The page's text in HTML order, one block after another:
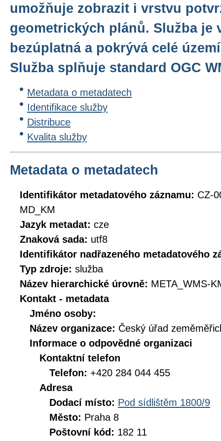
umožňuje zobrazit i vrstvu
geometrických plánů. Služba je
bezúplatná a pokrývá celé
Služba splňuje standard OGC
Metadata o metadatech
Identifikace služby
Distribuce
Kvalita služby
Metadata o metadatech
Identifikátor metadatového záznamu: CZ-
MD_KM
Jazyk metadat: cze
Znaková sada: utf8
Identifikátor nadřazeného metadatového
Typ zdroje: služba
Název hierarchické úrovně: META_WMS-
Kontakt - metadata
Jméno osoby:
Název organizace: Český úřad
Informace o odpovědné organizaci
Kontaktní telefon
Telefon: +420 284 044 455
Adresa
Dodací místo: Pod sídlištěm 1800/9
Město: Praha 8
Poštovní kód: 182 11